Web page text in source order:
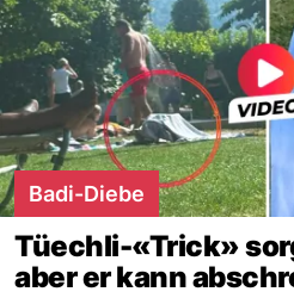
Badi-Diebe
Tüechli-«Trick»
aber er kann